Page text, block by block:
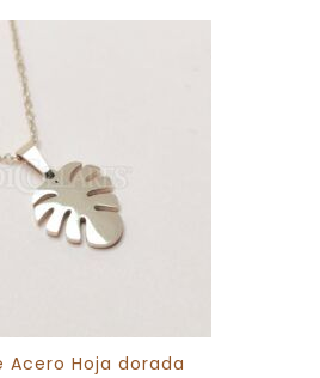
Acero Hoja dorada